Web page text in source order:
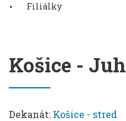
Filiálky
Košice - Juh
Dekanát: Košice - stred